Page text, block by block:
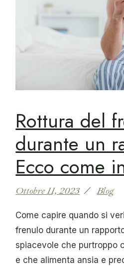
Rottura del
durante un
Ecco come
Ottobre 11, 2023 Blog
Come capire quando si
frenulo durante un
spiacevole che purtroppo
e che alimenta ansia e